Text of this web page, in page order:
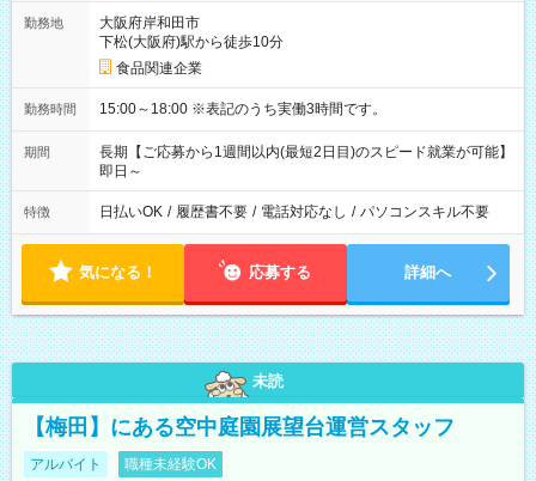
勤務地
大阪府岸和田市
下松(大阪府)駅から徒歩10分
食品関連企業
勤務時間 15:00～18:00 ※表記のうち実働3時間です。
期間
長期【ご応募から1週間以内(最短2日目)のスピード就業が可能】
即日～
特徴 日払いOK / 履歴書不要 / 電話対応なし / パソコンスキル不要
気になる！ 応募する 詳細へ
未読
【梅田】にある空中庭園展望台運営スタッフ
アルバイト 職種未経験OK